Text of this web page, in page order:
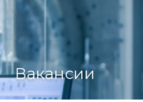
Вакансии